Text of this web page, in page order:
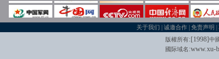
关于我们 |诚邀合作 |免责声明 |
版權所有:[1998]中
國际域名 :www.xu-